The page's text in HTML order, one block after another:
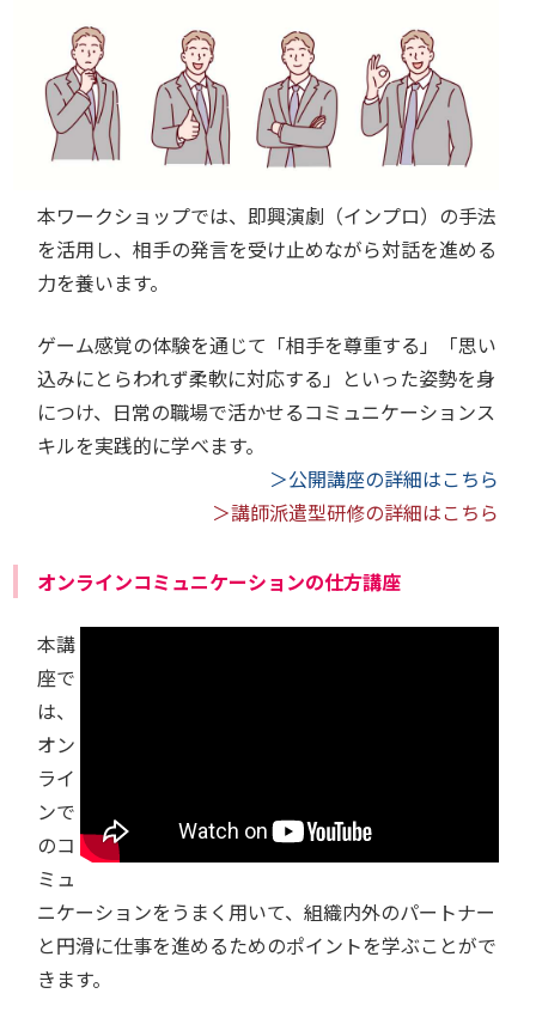
本ワークショップでは、即興演劇（インプロ）の手法
を活用し、相手の発言を受け止めながら対話を進める
力を養います。
ゲーム感覚の体験を通じて「相手を尊重する」「思い
込みにとらわれず柔軟に対応する」といった姿勢を身
につけ、日常の職場で活かせるコミュニケーションス
キルを実践的に学べます。
＞公開講座の詳細はこちら
＞講師派遣型研修の詳細はこちら
オンラインコミュニケーションの仕方講座
本講
座で
は、
オン
ライ
ンで
のコ
ミュ
ニケーションをうまく用いて、組織内外のパートナー
と円滑に仕事を進めるためのポイントを学ぶことがで
きます。